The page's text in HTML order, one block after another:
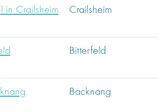
Crailsheim Crailsheim
Bitterfeld
Backnang